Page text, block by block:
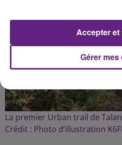
La premier Urban trail de
Crédit : Photo d’illustration
Gérer
Accepter et